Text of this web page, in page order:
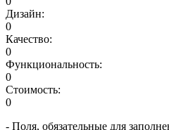
Дизайн:
0
Качество:
0
Функциональность:
0
Стоимость:
0
- Поля, обязательные для